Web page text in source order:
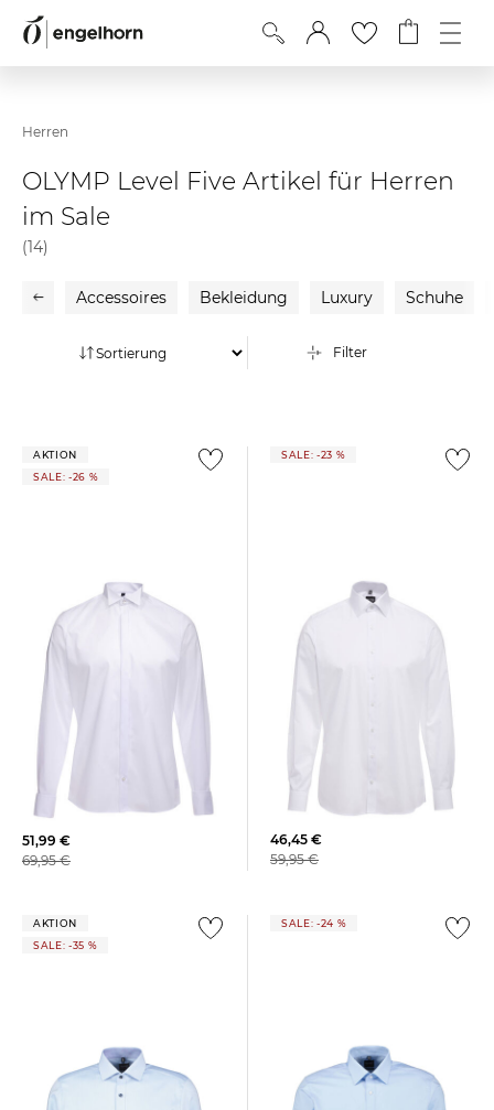
Herren
OLYMP Level Five Artikel für Herren
im Sale
(14)
Accessoires Bekleidung Luxury Schuhe
Filter
AKTION
SALE: -26 %
OLYMP Level Five | Herren
Smokinghemd LEVEL FIVE
Body Fit Langarm
51,99 €
69,95 €
SALE: -23 %
OLYMP Level Five | Herren
Businesshemd LEVEL FIVE
Body Fit Langarm
46,45 €
59,95 €
AKTION
SALE: -35 %
SALE: -24 %